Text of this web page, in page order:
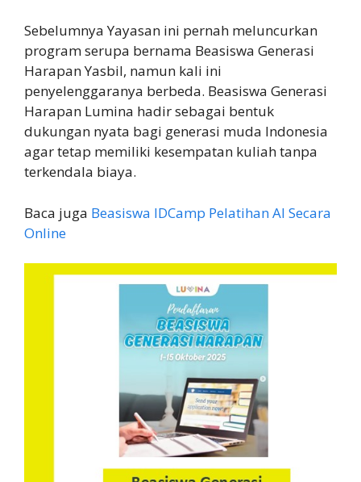
Sebelumnya Yayasan ini pernah meluncurkan
program serupa bernama Beasiswa Generasi
Harapan Yasbil, namun kali ini
penyelenggaranya berbeda. Beasiswa Generasi
Harapan Lumina hadir sebagai bentuk
dukungan nyata bagi generasi muda Indonesia
agar tetap memiliki kesempatan kuliah tanpa
terkendala biaya.
Baca juga Beasiswa IDCamp Pelatihan AI Secara
Online